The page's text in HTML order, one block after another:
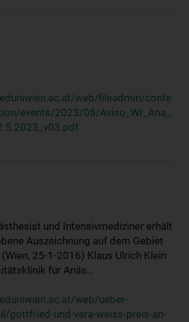
web/fileadmin/conte
events/2023/05/Aviso_Wr_Ana_
und Intensivmediziner erhält
Auszeichnung auf dem Gebiet
25-1-2016) Klaus Ulrich Klein
für Anäs...
web/ueber-
gottfried-und-vera-weiss-preis-an-